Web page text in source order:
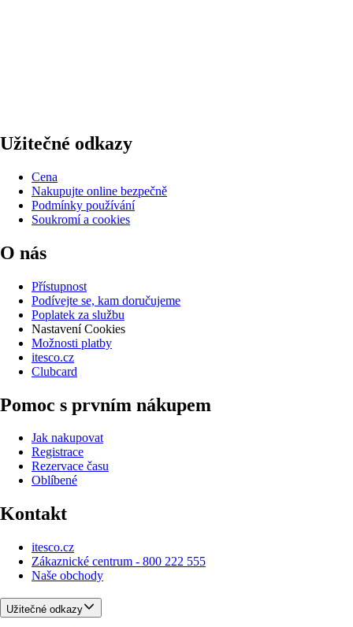
Užitečné odkazy
Cena
Nakupujte online bezpečně
Podmínky používání
Soukromí a cookies
O nás
Přístupnost
Podívejte se, kam doručujeme
Poplatek za službu
Nastavení Cookies
Možnosti platby
itesco.cz
Clubcard
Pomoc s prvním nákupem
Jak nakupovat
Registrace
Rezervace času
Oblíbené
Kontakt
itesco.cz
Zákaznické centrum - 800 222 555
Naše obchody
Užitečné odkazy